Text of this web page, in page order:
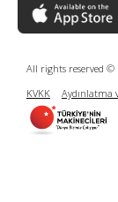
All rights reserved ©
KVKK
Aydınlatma